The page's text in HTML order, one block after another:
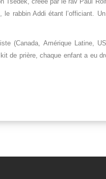
rabbin Addi étant l’officiant.
(Canada, Amérique Latine,
de prière, chaque enfant a eu